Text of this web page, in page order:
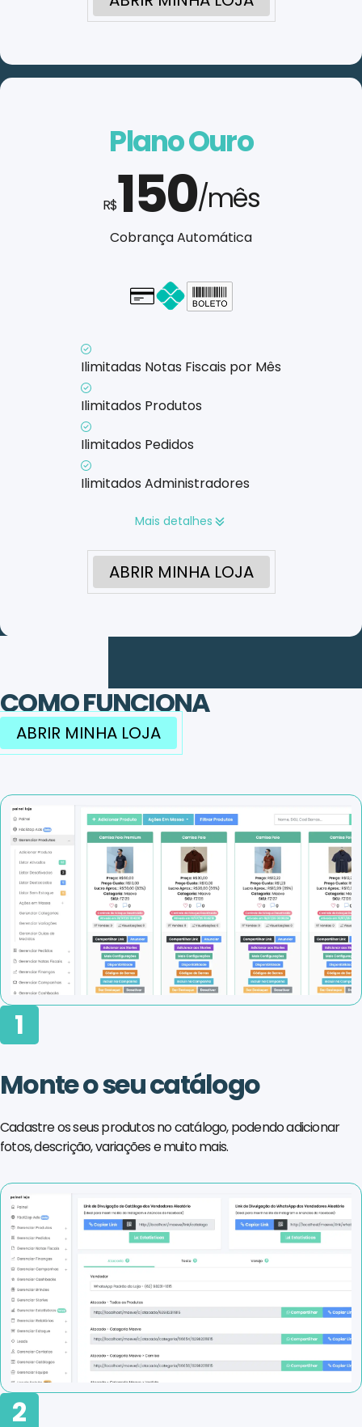
Plano Ouro
R$150/mês
Cobrança Automática
Cartão - em até 1x
Ilimitadas Notas Fiscais por Mês
Ilimitados Produtos
Ilimitados Pedidos
Ilimitados Administradores
Mais detalhes
ABRIR MINHA LOJA
COMO FUNCIONA
ABRIR MINHA LOJA
1
Monte o seu catálogo
Cadastre os seus produtos no catálogo, podendo adicionar
fotos, descrição, variações e muito mais.
2